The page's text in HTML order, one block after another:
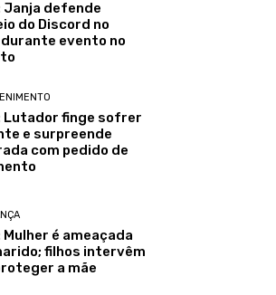
Janja defende
do Discord no
evento no
Lutador finge sofrer
e surpreende
com pedido de
Mulher é ameaçada
filhos intervêm
a mãe